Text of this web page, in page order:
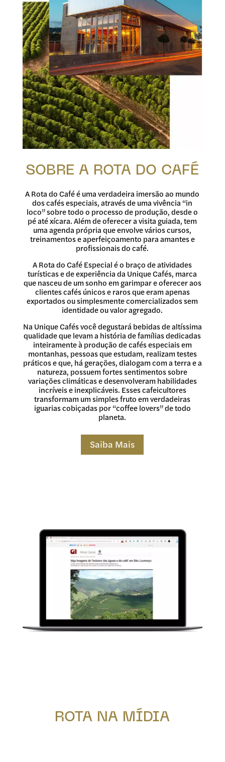
SOBRE A ROTA DO CAFÉ
A Rota do Café é uma verdadeira imersão ao mundo
dos cafés especiais, através de uma vivência “in
loco” sobre todo o processo de produção, desde o
pé até xícara. Além de oferecer a visita guiada, tem
uma agenda própria que envolve vários cursos,
treinamentos e aperfeiçoamento para amantes e
profissionais do café.
A Rota do Café Especial é o braço de atividades
turísticas e de experiência da Unique Cafés, marca
que nasceu de um sonho em garimpar e oferecer aos
clientes cafés únicos e raros que eram apenas
exportados ou simplesmente comercializados sem
identidade ou valor agregado.
Na Unique Cafés você degustará bebidas de altíssima
qualidade que levam a história de famílias dedicadas
inteiramente à produção de cafés especiais em
montanhas, pessoas que estudam, realizam testes
práticos e que, há gerações, dialogam com a terra e a
natureza, possuem fortes sentimentos sobre
variações climáticas e desenvolveram habilidades
incríveis e inexplicáveis. Esses cafeicultores
transformam um simples fruto em verdadeiras
iguarias cobiçadas por “coffee lovers” de todo
planeta.
Saiba Mais
ROTA NA MÍDIA